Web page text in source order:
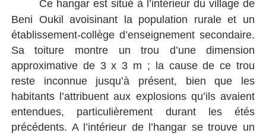
Ce hangar est situé à l’intérieur du village de
Beni Oukil avoisinant la population rurale et un
établissement-collège d’enseignement secondaire.
Sa toiture montre un trou d’une dimension
approximative de 3 x 3 m ; la cause de ce trou
reste inconnue jusqu’à présent, bien que les
habitants l’attribuent aux explosions qu’ils avaient
entendues, particulièrement durant les étés
précédents. A l’intérieur de l’hangar se trouve un